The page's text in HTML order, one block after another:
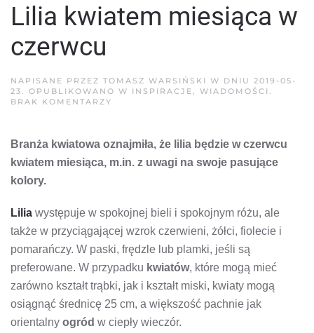
Lilia kwiatem miesiąca w
czerwcu
NAPISANE PRZEZ TOMASZ WARSIŃSKI W DNIU 2019-05-
23. OPUBLIKOWANO W INSPIRACJE, WIADOMOŚCI .
BRAK KOMENTARZY
W
Branża kwiatowa oznajmiła, że lilia będzie w czerwcu
kwiatem miesiąca, m.in. z uwagi na swoje pasujące
kolory.
Lilia występuje w spokojnej bieli i spokojnym różu, ale
także w przyciągającej wzrok czerwieni, żółci, fiolecie i
pomarańczy. W paski, frędzle lub plamki, jeśli są
preferowane. W przypadku kwiatów, które mogą mieć
zarówno kształt trąbki, jak i kształt miski, kwiaty mogą
osiągnąć średnicę 25 cm, a większość pachnie jak
orientalny ogród w ciepły wieczór.